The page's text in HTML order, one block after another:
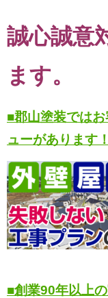
誠心誠意
ます。
■郡山塗装では
ューがあります！
■創業90年以上